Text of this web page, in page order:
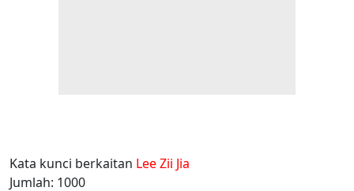
Kata kunci berkaitan Lee Zii Jia
Jumlah: 1000